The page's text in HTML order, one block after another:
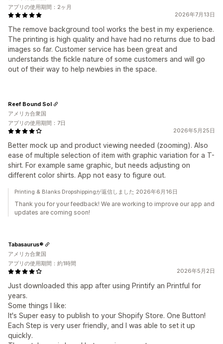
2026年7月13日
The remove background tool works the best in my experience.
The printing is high quality and have had no returns due to bad
images so far. Customer service has been great and
understands the fickle nature of some customers and will go
out of their way to help newbies in the space.
アプリの使用期間：2ヶ月
2026年5月25日
Better mock up and product viewing needed (zooming). Also
ease of multiple selection of item with graphic variation for a T-
shirt. For example same graphic, but needs adjusting on
different color shirts. App not easy to figure out.
Reef Bound Sol
アメリカ合衆国
アプリの使用期間：7日
Printing & Blanks Dropshippingが返信しました 2026年6月16日
Thank you for your feedback! We are working to improve our app and
updates are coming soon!
2026年5月2日
Just downloaded this app after using Printify an Printful for
years.
Some things I like:
It's Super easy to publish to your Shopify Store. One Button!
Each Step is very user friendly, and I was able to set it up
quickly.
Tabasaurus®
アメリカ合衆国
アプリの使用期間：約1時間